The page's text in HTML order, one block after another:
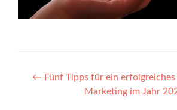
Post
navigation
← Fünf Tipps für ein
Marketing im Jahr